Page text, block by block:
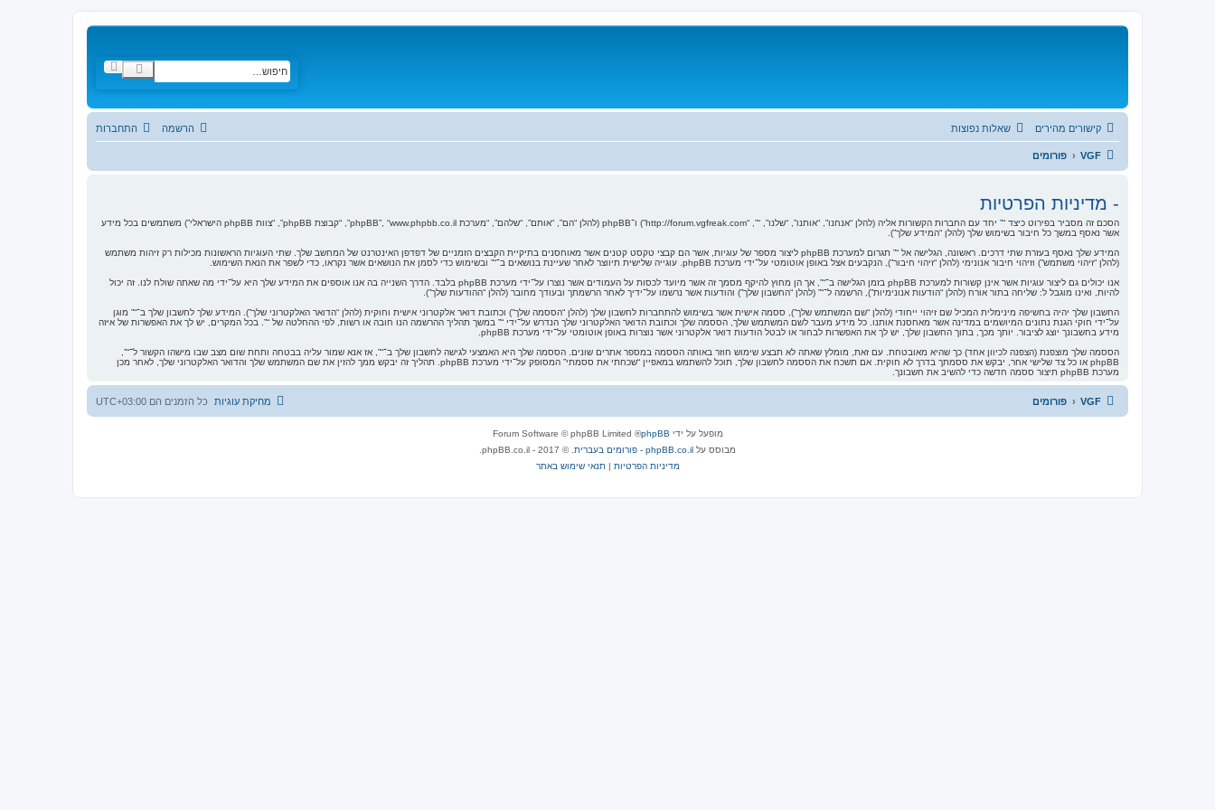
י
ש
ח
י
ש
ת
ק
קישורים מהירים שאלות נפוצות התחברות הרשמה
VGF פורומים
- מדיניות הפרטיות
הסכם זה מסביר בפירוט כיצד “” יחד עם החברות הקשורות אליה (להלן “אנחנו”, “אותנו”, “שלנו”, “”, “http://forum.vgfreak.com”) ו־phpBB (להלן “הם”, “אותם”, “שלהם”, “מערכת phpBB”, “www.phpbb.co.il”, “קבוצת phpBB”, “צוות phpBB הישראלי”) משתמשים בכל מידע
אשר נאסף במשך כל חיבור בשימוש שלך (להלן “המידע שלך”).
המידע שלך נאסף בעזרת שתי דרכים. ראשונה, הגלישה אל “” תגרום למערכת phpBB ליצור מספר של עוגיות, אשר הם קבצי טקסט קטנים אשר מאוחסנים בתיקיית הקבצים הזמניים של דפדפן האינטרנט של המחשב שלך. שתי העוגיות הראשונות מכילות רק זיהות משתמש
(להלן “זיהוי משתמש”) וזיהוי חיבור אנונימי (להלן “זיהוי חיבור”), הנקבעים אצל באופן אוטומטי על־ידי מערכת phpBB. עוגייה שלישית תיווצר לאחר שעיינת בנושאים ב־“” ובשימוש כדי לסמן את הנושאים אשר נקראו, כדי לשפר את הנאת השימוש.
אנו יכולים גם ליצור עוגיות אשר אינן קשורות למערכת phpBB בזמן הגלישה ב־“”, אך הן מחוץ להיקף מסמך זה אשר מיועד לכסות על העמודים אשר נוצרו על־ידי מערכת phpBB בלבד. הדרך השנייה בה אנו אוספים את המידע שלך היא על־ידי מה שאתה שולח לנו. זה יכול
להיות, ואינו מוגבל ל: שליחה בתור אורח (להלן “הודעות אנונימיות”), הרשמה ל־“” (להלן “החשבון שלך”) והודעות אשר נרשמו על־ידיך לאחר הרשמתך ובעודך מחובר (להלן “ההודעות שלך”).
החשבון שלך יהיה בחשיפה מינימלית המכיל שם זיהוי ייחודי (להלן “שם המשתמש שלך”), ססמה אישית אשר בשימוש להתחברות לחשבון שלך (להלן “הססמה שלך”) וכתובת דואר אלקטרוני אישית וחוקית (להלן “הדואר האלקטרוני שלך”). המידע שלך לחשבון שלך ב־“” מוגן
על־ידי חוקי הגנת נתונים המיושמים במדינה אשר מאחסנת אותנו. כל מידע מעבר לשם המשתמש שלך, הססמה שלך וכתובת הדואר האלקטרוני שלך הנדרש על־ידי “” במשך תהליך ההרשמה הנו חובה או רשות, לפי ההחלטה של “”. בכל המקרים, יש לך את האפשרות של איזה
מידע בחשבונך יוצג לציבור. יותך מכך, בתוך החשבון שלך, יש לך את האפשרות לבחור או לבטל הודעות דואר אלקטרוני אשר נוצרות באופן אוטומטי על־ידי מערכת phpBB.
הססמה שלך מוצפנת (הצפנה לכיוון אחד) כך שהיא מאובטחת. עם זאת, מומלץ שאתה לא תבצע שימוש חוזר באותה הססמה במספר אתרים שונים. הססמה שלך היא האמצעי לגישה לחשבון שלך ב־“”, אז אנא שמור עליה בבטחה ותחת שום מצב שבו מישהו הקשור ל־“”,
phpBB או כל צד שלישי אחר, יבקש את ססמתך בדרך לא חוקית. אם תשכח את הססמה לחשבון שלך, תוכל להשתמש במאפיין “שכחתי את ססמתי” המסופק על־ידי מערכת phpBB. תהליך זה יבקש ממך להזין את שם המשתמש שלך והדואר האלקטרוני שלך, לאחר מכן
מערכת phpBB תיצור ססמה חדשה כדי להשיב את חשבונך.
VGF פורומים כל הזמנים הם UTC+03:00 מחיקת עוגיות
מופעל על ידי phpBB
® Forum Software © phpBB Limited
מבוסס על phpBB.co.il - פורומים בעברית
. © 2017 - phpBB.co.il.
מדיניות הפרטיות |תנאי שימוש באתר